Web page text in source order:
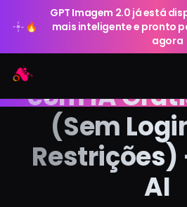
🔥
GPT Imagem 2.0 já está
mais inteligente e pronto
agora
Chat IA
🔥
GPT Imagem 2.0 já está
mais inteligente e pronto
Gerador
com IA
(Sem
AI